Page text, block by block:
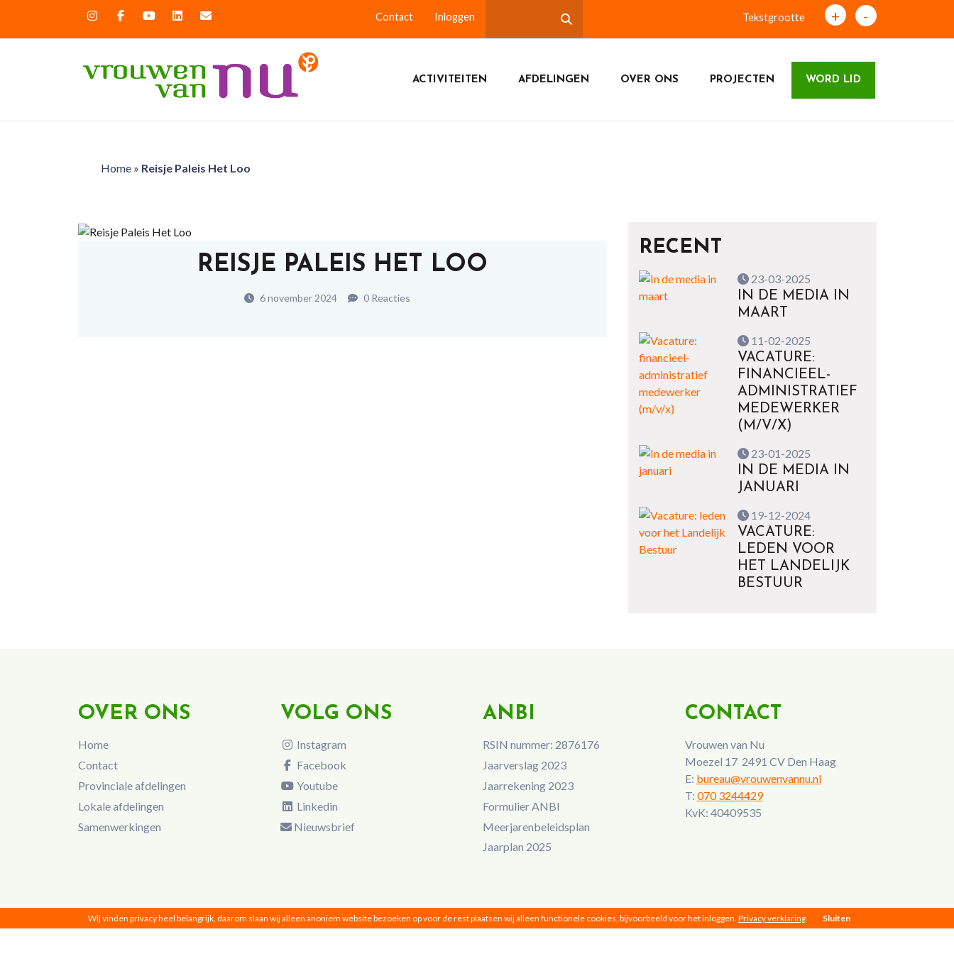
Contact Inloggen Tekstgrootte + -
ACTIVITEITEN AFDELINGEN OVER ONS PROJECTEN WORD LID
Home» Reisje Paleis Het Loo
REISJE PALEIS HET LOO
6 november 2024 0 Reacties
RECENT
23-03-2025
IN DE MEDIA IN
MAART
11-02-2025
VACATURE:
FINANCIEEL-
ADMINISTRATIEF
MEDEWERKER
(M/V/X)
23-01-2025
IN DE MEDIA IN
JANUARI
19-12-2024
VACATURE:
LEDEN VOOR
HET LANDELIJK
BESTUUR
OVER ONS
Home
Contact
Provinciale afdelingen
Lokale afdelingen
Samenwerkingen
VOLG ONS
Instagram
Facebook
Youtube
Linkedin
Nieuwsbrief
ANBI
RSIN nummer: 2876176
Jaarverslag 2023
Jaarrekening 2023
Formulier ANBI
Meerjarenbeleidsplan
Jaarplan 2025
CONTACT
Vrouwen van Nu
Moezel 17 2491 CV Den Haag
E: bureau@vrouwenvannu.nl
T: 070 3244429
KvK: 40409535
Wij vinden privacy heel belangrijk, daarom slaan wij alleen anoniem website bezoeken op voor de rest plaatsen wij alleen functionele cookies, bijvoorbeeld voor het inloggen. Privacy verklaring Sluiten